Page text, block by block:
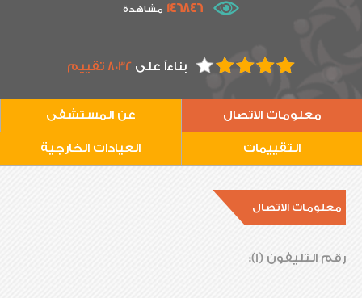
146846 مشاهدة
بناءاً على8032 تقييم
معلومات الاتصال عن المستشفى
التقييمات العيادات الخارجية
معلومات الاتصال
رقم التليفون (1):